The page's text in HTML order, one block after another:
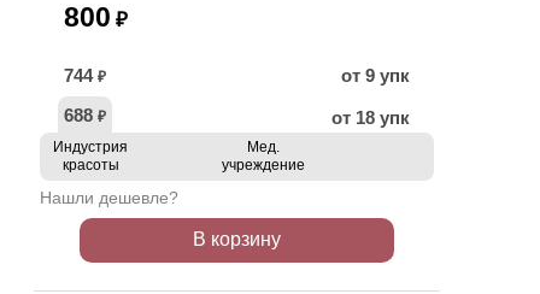
800 ₽
744 ₽
от 9 упк
688 ₽ от 18 упк
Индустрия
красоты
Мед.
учреждение
Нашли дешевле?
В корзину